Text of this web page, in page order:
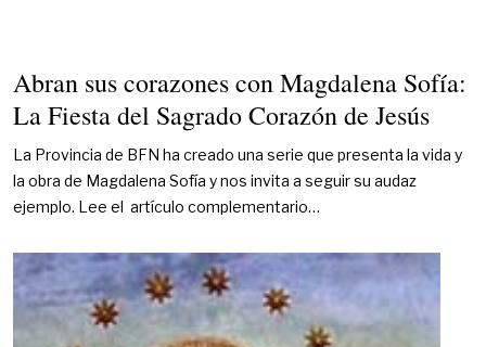
Abran sus corazones con Magdalena Sofía:
La Fiesta del Sagrado Corazón de Jesús
La Provincia de BFN ha creado una serie que presenta la vida y
la obra de Magdalena Sofía y nos invita a seguir su audaz
ejemplo. Lee el artículo complementario…